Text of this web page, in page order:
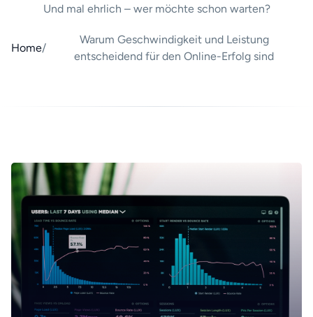
Und mal ehrlich – wer möchte schon warten?
Home/
Warum Geschwindigkeit und Leistung
entscheidend für den Online-Erfolg sind